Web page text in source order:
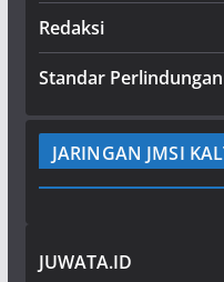
Redaksi
Standar
JARINGAN JMSI
JUWATA.ID